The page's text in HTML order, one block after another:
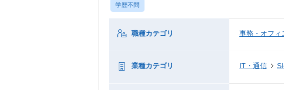
学歴不問
職種カテゴリ 事務・オフィ
業種カテゴリ IT・通信